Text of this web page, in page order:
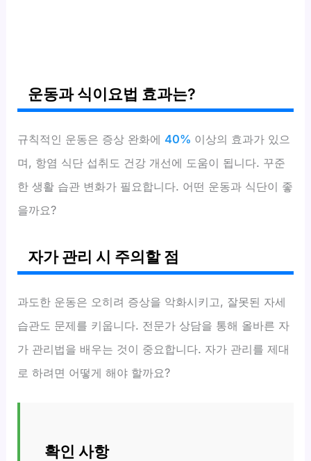
운동과 식이요법 효과는?
규칙적인 운동은 증상 완화에40% 이상의 효과가 있으
며, 항염 식단 섭취도 건강 개선에 도움이 됩니다. 꾸준
한 생활 습관 변화가 필요합니다. 어떤 운동과 식단이 좋
을까요?
자가 관리 시 주의할 점
과도한 운동은 오히려 증상을 악화시키고, 잘못된 자세
습관도 문제를 키웁니다. 전문가 상담을 통해 올바른 자
가 관리법을 배우는 것이 중요합니다. 자가 관리를 제대
로 하려면 어떻게 해야 할까요?
확인 사항